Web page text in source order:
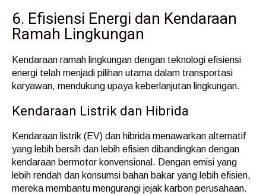
6. Efisiensi Energi dan Kendaraan
Ramah Lingkungan
Kendaraan ramah lingkungan dengan teknologi efisiensi
energi telah menjadi pilihan utama dalam transportasi
karyawan, mendukung upaya keberlanjutan lingkungan.
Kendaraan Listrik dan Hibrida
Kendaraan listrik (EV) dan hibrida menawarkan alternatif
yang lebih bersih dan lebih efisien dibandingkan dengan
kendaraan bermotor konvensional. Dengan emisi yang
lebih rendah dan konsumsi bahan bakar yang lebih efisien,
mereka membantu mengurangi jejak karbon perusahaan.